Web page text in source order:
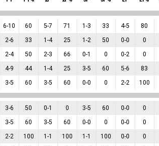
6-10 60 5-7 71 1 -3 33 4-5 80
2-6 33 1 -4 25 1 -2 50 0-0 0
2-4 50 2-3 66 0-1 0 0-2 0
4-9 44 1 -4 25 3-5 60 5-6 83
3-5 60 3-5 60 0-0 0 2-2 100
3-6 50 0-1 0 3-5 60 0-0 0
3-5 60 3-5 60 0-0 0 0-0 0
2-2 100 1 -1 100 1 -1 100 0-0 0